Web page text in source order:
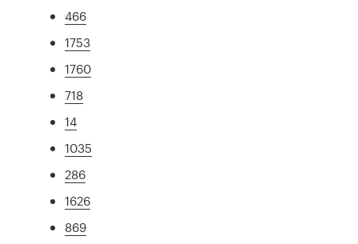
466
1753
1760
718
14
1035
286
1626
869